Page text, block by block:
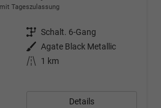
Tageszulassung
Getriebe Schalt. 6-Gang
Außenfarbe
Agate Black Metallic
Kilometerstand
1 km
Details